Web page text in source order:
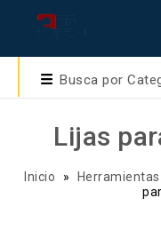
Busca por
Lijas
Inicio » Herramientas